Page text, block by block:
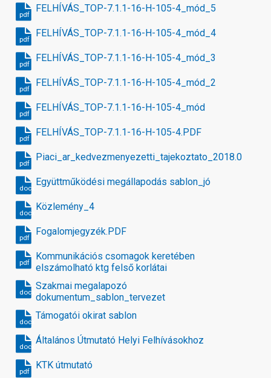
FELHÍVÁS_TOP-7.1.1-16-H-105-4_mód_5
pdf
FELHÍVÁS_TOP-7.1.1-16-H-105-4_mód_4
pdf
FELHÍVÁS_TOP-7.1.1-16-H-105-4_mód_3
pdf
FELHÍVÁS_TOP-7.1.1-16-H-105-4_mód_2
pdf
FELHÍVÁS_TOP-7.1.1-16-H-105-4_mód
pdf
FELHÍVÁS_TOP-7.1.1-16-H-105-4.PDF
pdf
Piaci_ar_kedvezmenyezetti_tajekoztato_2018.09.13_1
pdf
Együttműködési megállapodás sablon_jó
docx
Közlemény_4
docx
Fogalomjegyzék.PDF
pdf
Kommunikációs csomagok keretében
elszámolható ktg felső korlátai
pdf
Szakmai megalapozó
dokumentum_sablon_tervezet
docx
Támogatói okirat sablon
docx
Általános Útmutató Helyi Felhívásokhoz
docx
KTK útmutató
pdf